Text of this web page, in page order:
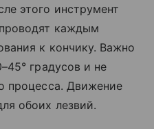
этого инструмент
каждым
к кончику. Важно
градусов и не
процесса. Движение
обоих лезвий.